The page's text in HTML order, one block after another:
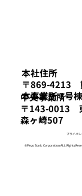
本社住所
〒869-4213
本事業所 3号棟
​中央事業所
〒143-0013
森ヶ崎507
プライバシ
©Piezo Sonic Corporation ALL Rights